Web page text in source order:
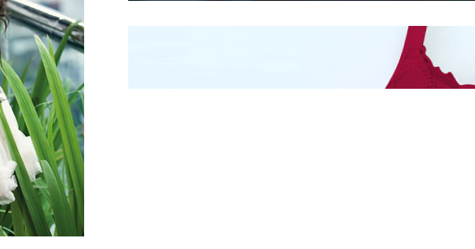
Mengintip Kepribadian
Wanita Dari Warna Bra